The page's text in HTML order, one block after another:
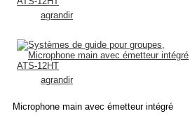
agrandir
agrandir
Microphone main avec émetteur intégré